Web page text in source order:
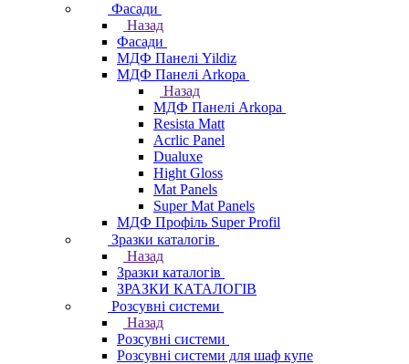
Фасади
Назад
Фасади
МДФ Панелі Yildiz
МДФ Панелі Arkopa
Назад
МДФ Панелі Arkopa
Resista Matt
Acrlic Panel
Dualuxe
Hight Gloss
Mat Panels
Super Mat Panels
МДФ Профіль Super Profil
Зразки каталогів
Назад
Зразки каталогів
ЗРАЗКИ КАТАЛОГІВ
Розсувні системи
Назад
Розсувні системи
Розсувні системи для шаф купе